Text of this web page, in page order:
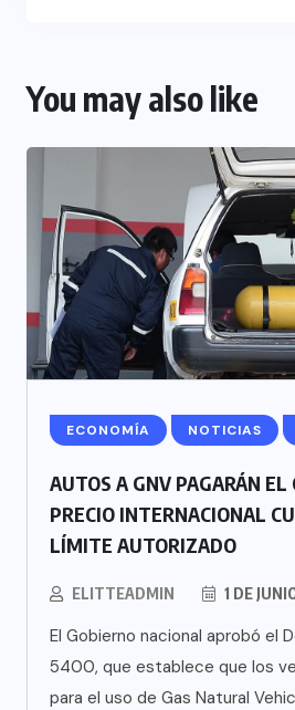
You may also like
ECONOMÍA NOTICIAS
AUTOS A GNV PAGARÁN
PRECIO INTERNACIONAL
LÍMITE AUTORIZADO
ELITTEADMIN 1 DE
El Gobierno nacional aprobó el
5400, que establece que los
para el uso de Gas Natural